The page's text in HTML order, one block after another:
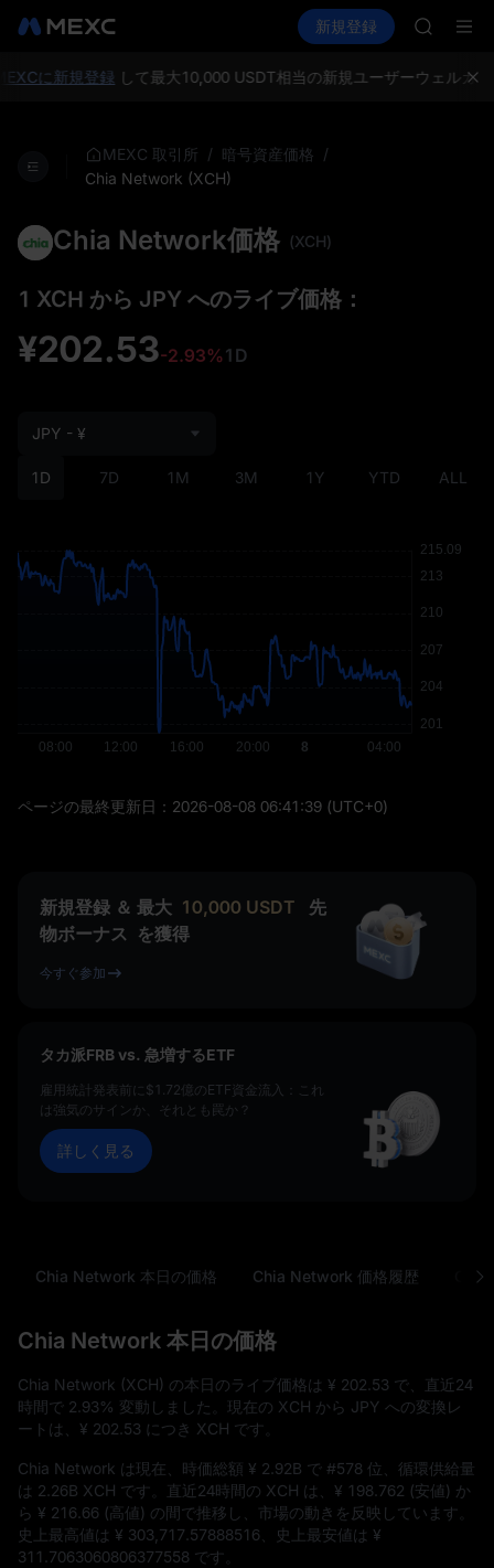
現物 先物取引 SPCX
新規登録
AAOI
に新規登録して最大10,000 USDT相当の新規ユーザーウェルカム
MEXC 取引所 / 暗号資産価格 /
Chia Network (XCH)
Chia Network価格 (XCH)
1 XCH から JPY へのライブ価格：
¥202.53-2.93%1D
1D 7D 1M 3M 1Y YTD ALL
JPY - ¥
ページの最終更新日： 2026-08-08 06:41:39 (UTC+0)
新規登録 ＆ 最大 10,000 USDT
先
物ボーナス を獲得
今すぐ参加
タカ派FRB vs. 急増するETF
雇用統計発表前に$1.72億のETF資金流入：これ
は強気のサインか、それとも罠か？
詳しく見る
Chia Network 本日の価格 Chia Network 価格履歴
Chia Network 本日の価格
Chia Network (XCH) の本日のライブ価格は ¥ 202.53 で、直近24
時間で 2.93% 変動しました。現在の XCH から JPY への変換レ
ートは、 ¥ 202.53 につき XCH です。
Chia Network は現在、時価総額 ¥ 2.92B で #578 位、循環供給量
は 2.26B XCH です。直近24時間の XCH は、 ¥ 198.762 (安値) か
ら ¥ 216.66 (高値) の間で推移し、市場の動きを反映しています。
史上最高値は ¥ 303,717.57888516 、史上最安値は ¥
311.7063060806377558 です。